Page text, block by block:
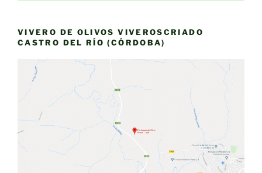
VIVERO DE OLIVOS VIVEROSCRIADO
CASTRO DEL RÍO (CÓRDOBA)